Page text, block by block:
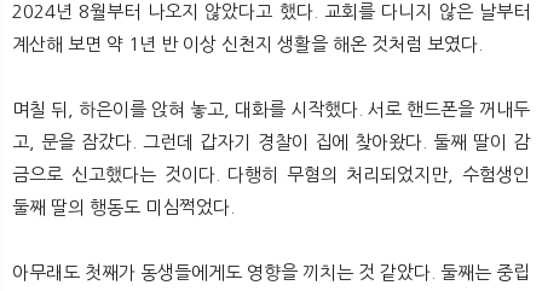
2024년 8월부터 나오지 않았다고 했다. 교회를 다니지 않은 날부터
계산해 보면 약 1년 반 이상 신천지 생활을 해온 것처럼 보였다.
며칠 뒤, 하은이를 앉혀 놓고, 대화를 시작했다. 서로 핸드폰을 꺼내두
고, 문을 잠갔다. 그런데 갑자기 경찰이 집에 찾아왔다. 둘째 딸이 감
금으로 신고했다는 것이다. 다행히 무혐의 처리되었지만, 수험생인
둘째 딸의 행동도 미심쩍었다.
아무래도 첫째가 동생들에게도 영향을 끼치는 것 같았다. 둘째는 중립